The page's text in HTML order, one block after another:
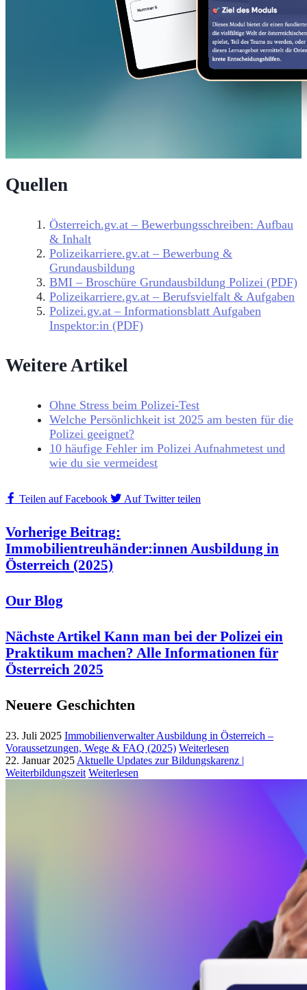
Quellen
Österreich.gv.at – Bewerbungsschreiben: Aufbau
& Inhalt
Polizeikarriere.gv.at – Bewerbung &
Grundausbildung
BMI – Broschüre Grundausbildung Polizei (PDF)
Polizeikarriere.gv.at – Berufsvielfalt & Aufgaben
Polizei.gv.at – Informationsblatt Aufgaben
Inspektor:in (PDF)
Weitere Artikel
Ohne Stress beim Polizei-Test
Welche Persönlichkeit ist 2025 am besten für die
Polizei geeignet?
10 häufige Fehler im Polizei Aufnahmetest und
wie du sie vermeidest
Teilen auf Facebook Auf Twitter teilen
Vorherige Beitrag:
Immobilientreuhänder:innen Ausbildung in
Österreich (2025)
Our Blog
Nächste Artikel Kann man bei der Polizei ein
Praktikum machen? Alle Informationen für
Österreich 2025
Neuere Geschichten
23. Juli 2025 Immobilienverwalter Ausbildung in Österreich –
Voraussetzungen, Wege & FAQ (2025) Weiterlesen
22. Januar 2025 Aktuelle Updates zur Bildungskarenz |
Weiterbildungszeit Weiterlesen